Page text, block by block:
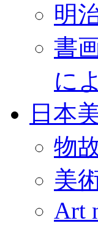
明
書
に
日本
物
美
Art